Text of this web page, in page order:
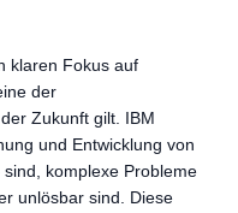
klaren Fokus auf
der
Zukunft gilt. IBM
und Entwicklung von
komplexe Probleme
unlösbar sind. Diese